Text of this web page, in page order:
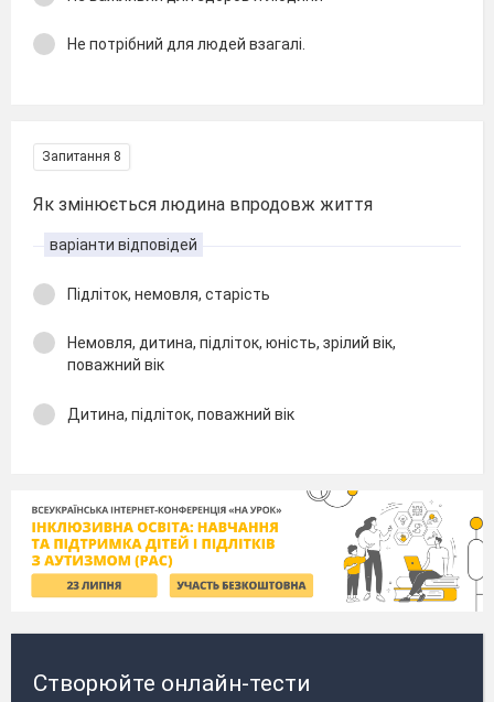
Не потрібний для людей взагалі.
Запитання 8
Як змінюється людина впродовж життя
варіанти відповідей
Підліток, немовля, старість
Немовля, дитина, підліток, юність, зрілий вік,
поважний вік
Дитина, підліток, поважний вік
Створюйте онлайн-тести